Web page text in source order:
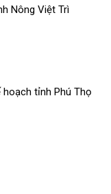
Nông Việt Trì
hoạch tỉnh Phú Thọ